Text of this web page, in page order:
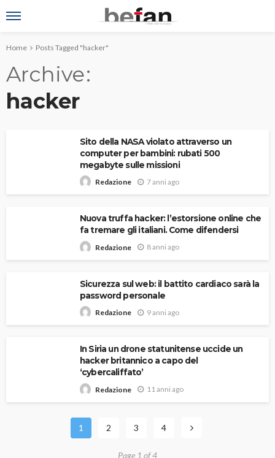
Home Posts Tagged "hacker"
Archive
hacker
Sito della NASA violato attraverso un
computer per bambini: rubati 500
megabyte sulle missioni
Redazione 7 anni ago
Nuova truffa hacker: l’estorsione online che
fa tremare gli italiani. Come difendersi
Redazione 8 anni ago
Sicurezza sul web: il battito cardiaco sarà la
password personale
Redazione 9 anni ago
In Siria un drone statunitense uccide un
hacker britannico a capo del
‘cybercaliffato’
Redazione 11 anni ago
1 2 3 4
Page 1 of 4